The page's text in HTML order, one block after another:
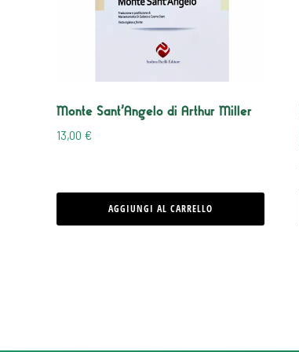
Monte Sant’Angelo di Arthur Miller
13,00 €
AGGIUNGI AL CARRELLO